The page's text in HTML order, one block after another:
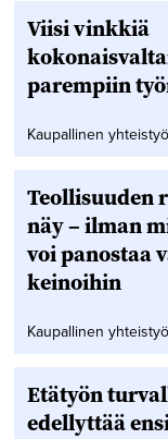
Viisi vinkkiä
parempiin
Kaupallinen yhteistyö
Teollisuuden
näy – ilman
voi panostaa
keinoihin
Kaupallinen yhteistyö
Etätyön
edellyttää